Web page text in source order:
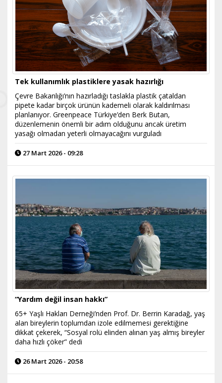
Tek kullanımlık plastiklere yasak hazırlığı
Çevre Bakanlığı’nın hazırladığı taslakla plastik çataldan
pipete kadar birçok ürünün kademeli olarak kaldırılması
planlanıyor. Greenpeace Türkiye’den Berk Butan,
düzenlemenin önemli bir adım olduğunu ancak üretim
yasağı olmadan yeterli olmayacağını vurguladı
27 Mart 2026 - 09:28
“Yardım değil insan hakkı”
65+ Yaşlı Hakları Derneği’nden Prof. Dr. Berrin Karadağ, yaş
alan bireylerin toplumdan izole edilmemesi gerektiğine
dikkat çekerek, “Sosyal rolü elinden alınan yaş almış bireyler
daha hızlı çöker” dedi
26 Mart 2026 - 20:58